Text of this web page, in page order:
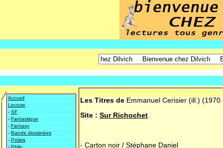
Accueil
Lecture
- SF
- Fantastique
- Fantasy
- Bande dessinées
- Polars
- Philo
Les Titres de Emmanuel Cerisier (ill.) (1970
Site : Sur Richochet
- Carton noir / Stéphane Daniel